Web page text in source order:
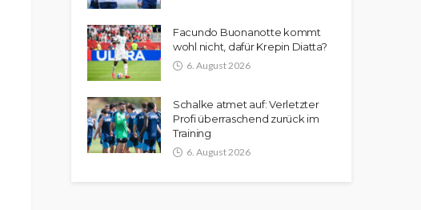
Facundo Buonanotte kommt
wohl nicht, dafür Krepin Diatta?
6. August 2026
Schalke atmet auf: Verletzter
Profi überraschend zurück im
Training
6. August 2026